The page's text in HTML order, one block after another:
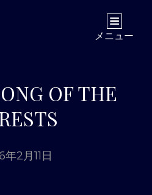
メニュー
OF THE
2月11日